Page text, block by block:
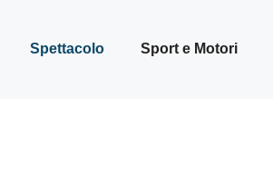
Spettacolo Sport e Motori